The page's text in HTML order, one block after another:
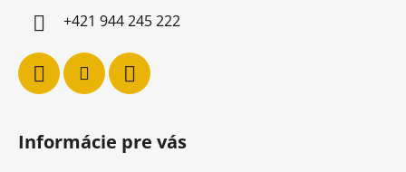
+421 944 245 222
Informácie pre vás